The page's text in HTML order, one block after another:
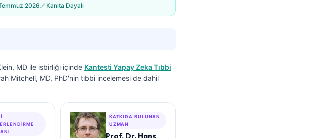
2026✅ Kanıta Dayalı
MD ile işbirliği içinde Kantesti Yapay Zeka Tıbbi
Mitchell, MD, PhD'nin tıbbi incelemesi de dahil
KATKIDA BULUNAN
UZMAN
Prof. Dr. Hans